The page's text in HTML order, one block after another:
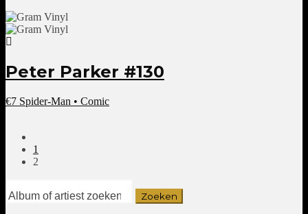
Peter Parker #130
€7 Spider-Man • Comic
1
2